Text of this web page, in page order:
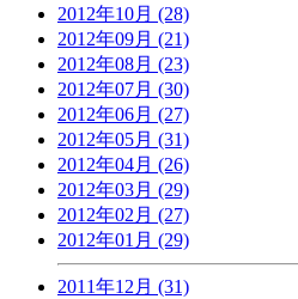
2012年10月 (28)
2012年09月 (21)
2012年08月 (23)
2012年07月 (30)
2012年06月 (27)
2012年05月 (31)
2012年04月 (26)
2012年03月 (29)
2012年02月 (27)
2012年01月 (29)
2011年12月 (31)